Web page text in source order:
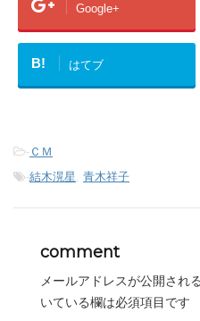
Google+
B! はてブ
- ＣＭ
-結木滉星, 青木祥子
comment
メールアドレスが公開され
いている欄は必須項目です